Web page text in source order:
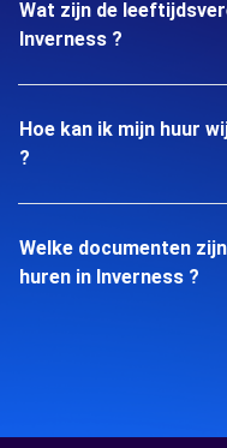
Wat zijn de
Inverness ?
Hoe kan ik mijn huur
?
Welke documenten
huren in Inverness ?